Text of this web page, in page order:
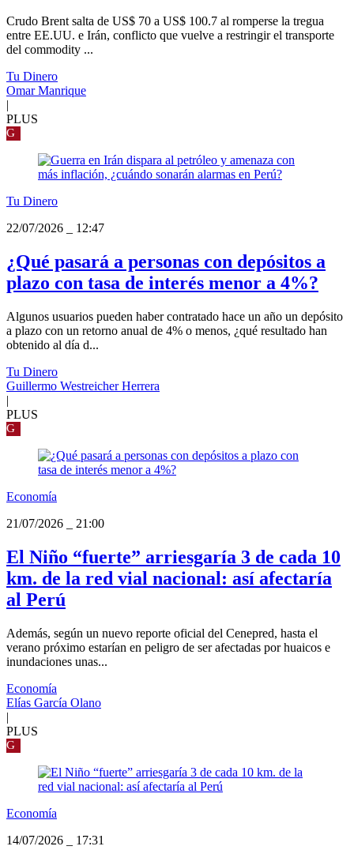
Crudo Brent salta de US$ 70 a US$ 100.7 al romperse la tregua
entre EE.UU. e Irán, conflicto que vuelve a restringir el transporte
del commodity ...
Tu Dinero
Omar Manrique
|
PLUS
G
Tu Dinero
22/07/2026
12:47
¿Qué pasará a personas con depósitos a
plazo con tasa de interés menor a 4%?
Algunos usuarios pueden haber contratado hace un año un depósito
a plazo con un retorno anual de 4% o menos, ¿qué resultado han
obtenido al día d...
Tu Dinero
Guillermo Westreicher Herrera
|
PLUS
G
Economía
21/07/2026
21:00
El Niño “fuerte” arriesgaría 3 de cada 10
km. de la red vial nacional: así afectaría
al Perú
Además, según un nuevo reporte oficial del Cenepred, hasta el
verano próximo estarían en peligro de ser afectadas por huaicos e
inundaciones unas...
Economía
Elías García Olano
|
PLUS
G
Economía
14/07/2026
17:31